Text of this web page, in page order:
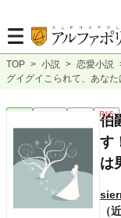
TOP > 小説 > 恋愛小説
グイグイこられて、あな
R15
伯
す
は
（